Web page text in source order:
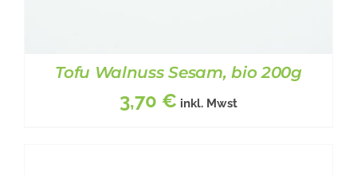
Tofu Walnuss Sesam, bio 200g
3,70 € inkl. Mwst